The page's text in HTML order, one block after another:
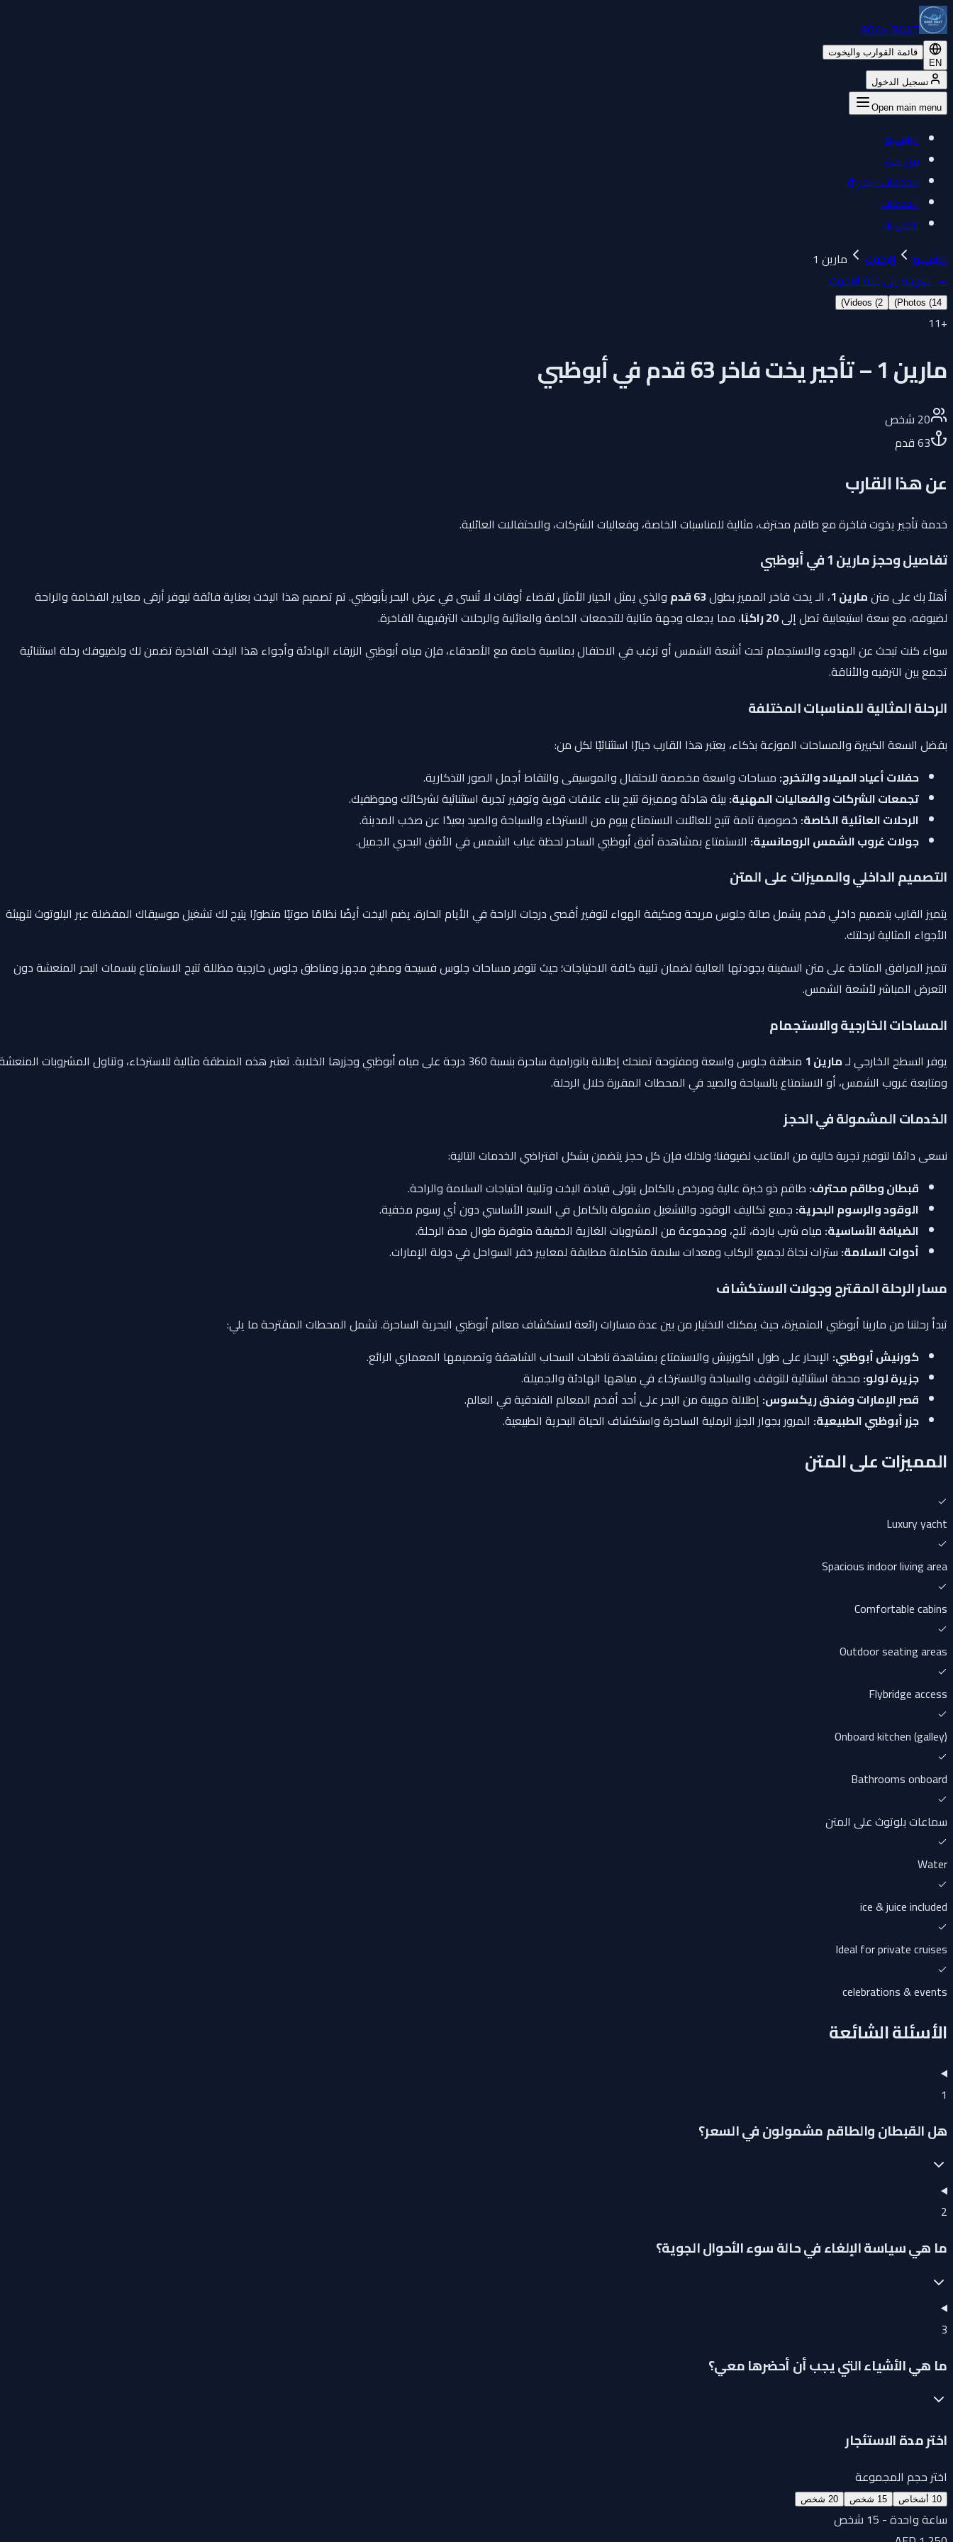
BOOK BOAT
EN
قائمة القوارب واليخوت
تسجيل الدخول
Open main menu
الرئيسية
من نحن
الخدمات البحرية
الخدمات
اتصل بنا
الرئيسية
اليخوت
مارين 1
←العودة إلى فئة اليخوت
Photos (14
)
Videos (2
)
+
11
مارين 1 – تأجير يخت فاخر 63 قدم في أبوظبي
20 شخص
63قدم
عن هذا القارب
خدمة تأجير يخوت فاخرة مع طاقم محترف، مثالية للمناسبات الخاصة، وفعاليات الشركات، والاحتفالات العائلية.
تفاصيل وحجز مارين 1 في أبوظبي
أهلاً بك على متنمارين 1 ، الـ يخت فاخر المميز بطول63 قدم
والذي يمثل الخيار الأمثل لقضاء أوقات لا تُنسى في عرض البحر بأبوظبي. تم تصميم هذا اليخت بعناية فائقة ليوفر أرقى معايير الفخامة والراحة
لضيوفه، مع سعة استيعابية تصل إلى20 راكبًا
، مما يجعله وجهة مثالية للتجمعات الخاصة والعائلية والرحلات الترفيهية الفاخرة.
سواء كنت تبحث عن الهدوء والاستجمام تحت أشعة الشمس أو ترغب في الاحتفال بمناسبة خاصة مع الأصدقاء، فإن مياه أبوظبي الزرقاء الهادئة وأجواء هذا اليخت الفاخرة تضمن لك ولضيوفك رحلة استثنائية
تجمع بين الترفيه والأناقة.
الرحلة المثالية للمناسبات المختلفة
بفضل السعة الكبيرة والمساحات الموزعة بذكاء، يعتبر هذا القارب خيارًا استثنائيًا لكل من:
حفلات أعياد الميلاد والتخرج: مساحات واسعة مخصصة للاحتفال والموسيقى والتقاط أجمل الصور التذكارية.
تجمعات الشركات والفعاليات المهنية: بيئة هادئة ومميزة تتيح بناء علاقات قوية وتوفير تجربة استثنائية لشركائك وموظفيك.
الرحلات العائلية الخاصة: خصوصية تامة تتيح للعائلات الاستمتاع بيوم من الاسترخاء والسباحة والصيد بعيدًا عن صخب المدينة.
جولات غروب الشمس الرومانسية: الاستمتاع بمشاهدة أفق أبوظبي الساحر لحظة غياب الشمس في الأفق البحري الجميل.
التصميم الداخلي والمميزات على المتن
يتميز القارب بتصميم داخلي فخم يشمل صالة جلوس مريحة ومكيفة الهواء لتوفير أقصى درجات الراحة في الأيام الحارة. يضم اليخت أيضًا نظامًا صوتيًا متطورًا يتيح لك تشغيل موسيقاك المفضلة عبر البلوتوث لتهيئة
الأجواء المثالية لرحلتك.
تتميز المرافق المتاحة على متن السفينة بجودتها العالية لضمان تلبية كافة الاحتياجات؛ حيث تتوفر مساحات جلوس فسيحة ومطبخ مجهز ومناطق جلوس خارجية مظللة تتيح الاستمتاع بنسمات البحر المنعشة دون
التعرض المباشر لأشعة الشمس.
المساحات الخارجية والاستجمام
يوفر السطح الخارجي لـمارين 1
منطقة جلوس واسعة ومفتوحة تمنحك إطلالة بانورامية ساحرة بنسبة 360 درجة على مياه أبوظبي وجزرها الخلابة. تعتبر هذه المنطقة مثالية للاسترخاء، وتناول المشروبات
ومتابعة غروب الشمس، أو الاستمتاع بالسباحة والصيد في المحطات المقررة خلال الرحلة.
الخدمات المشمولة في الحجز
نسعى دائمًا لتوفير تجربة خالية من المتاعب لضيوفنا؛ ولذلك فإن كل حجز يتضمن بشكل افتراضي الخدمات التالية:
قبطان وطاقم محترف: طاقم ذو خبرة عالية ومرخص بالكامل يتولى قيادة اليخت وتلبية احتياجات السلامة والراحة.
الوقود والرسوم البحرية: جميع تكاليف الوقود والتشغيل مشمولة بالكامل في السعر الأساسي دون أي رسوم مخفية.
الضيافة الأساسية: مياه شرب باردة، ثلج، ومجموعة من المشروبات الغازية الخفيفة متوفرة طوال مدة الرحلة.
أدوات السلامة: سترات نجاة لجميع الركاب ومعدات سلامة متكاملة مطابقة لمعايير خفر السواحل في دولة الإمارات.
مسار الرحلة المقترح وجولات الاستكشاف
تبدأ رحلتنا من مارينا أبوظبي المتميزة، حيث يمكنك الاختيار من بين عدة مسارات رائعة لاستكشاف معالم أبوظبي البحرية الساحرة. تشمل المحطات المقترحة ما يلي:
كورنيش أبوظبي: الإبحار على طول الكورنيش والاستمتاع بمشاهدة ناطحات السحاب الشاهقة وتصميمها المعماري الرائع.
جزيرة لولو: محطة استثنائية للتوقف والسباحة والاسترخاء في مياهها الهادئة والجميلة.
قصر الإمارات وفندق ريكسوس: إطلالة مهيبة من البحر على أحد أفخم المعالم الفندقية في العالم.
جزر أبوظبي الطبيعية: المرور بجوار الجزر الرملية الساحرة واستكشاف الحياة البحرية الطبيعية.
المميزات على المتن
Luxury yacht
Spacious indoor living area
Comfortable cabins
Outdoor seating areas
Flybridge access
Onboard kitchen (galley)
Bathrooms onboard
سماعات بلوتوث على المتن
Water
ice & juice included
Ideal for private cruises
celebrations & events
الأسئلة الشائعة
1
هل القبطان والطاقم مشمولون في السعر؟
2
ما هي سياسة الإلغاء في حالة سوء الأحوال الجوية؟
3
ما هي الأشياء التي يجب أن أحضرها معي؟
اختر مدة الاستئجار
اختر حجم المجموعة
10 أشخاص 15 شخص 20 شخص
ساعة واحدة - 15 شخص